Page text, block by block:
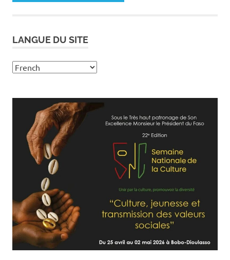
LANGUE DU SITE